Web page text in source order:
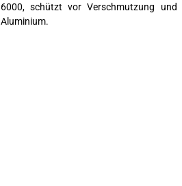
6000, schützt vor Verschmutzung und
Aluminium.